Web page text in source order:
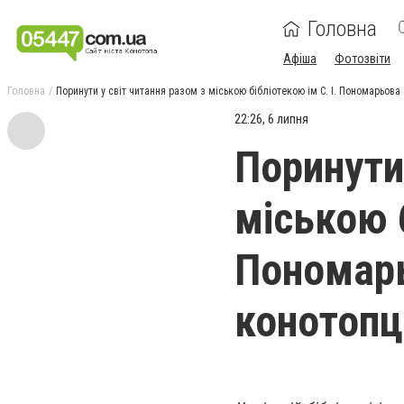
Головна
Афіша Фотозвіти
Головна Поринути у світ читання разом з міською бібліотекою ім С. І.
22:26, 6 липня
міською